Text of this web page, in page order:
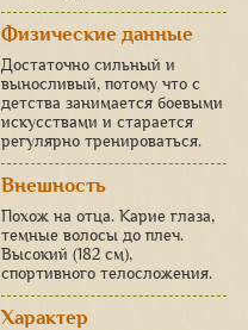
Физические данные
Достаточно сильный и
выносливый, потому что с
детства занимается боевыми
искусствами и старается
регулярно тренироваться.
Внешность
Похож на отца. Карие глаза,
темные волосы до плеч.
Высокий (182 см),
спортивного телосложения.
Характер